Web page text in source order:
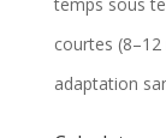
courtes
adaptation